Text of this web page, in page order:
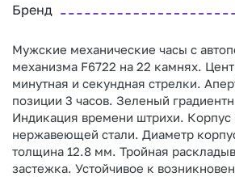
Бренд
Мужские механические часы с
механизма F6722 на 22 камнях.
минутная и секундная стрелки.
позиции 3 часов. Зеленый
Индикация времени штрихи. Корпус
нержавеющей стали. Диаметр
толщина 12.8 мм. Тройная
застежка. Устойчивое к